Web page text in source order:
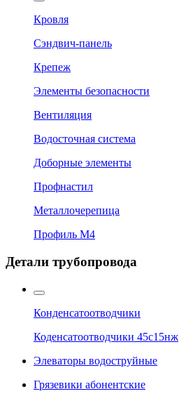
Кровля
Сэндвич-панель
Крепеж
Элементы безопасности
Вентиляция
Водосточная система
Доборные элементы
Профнастил
Металлочерепица
Профиль М4
Детали трубопровода
Конденсатоотводчики
Коденсатоотводчики 45с15нж
Элеваторы водоструйные
Грязевики абонентские